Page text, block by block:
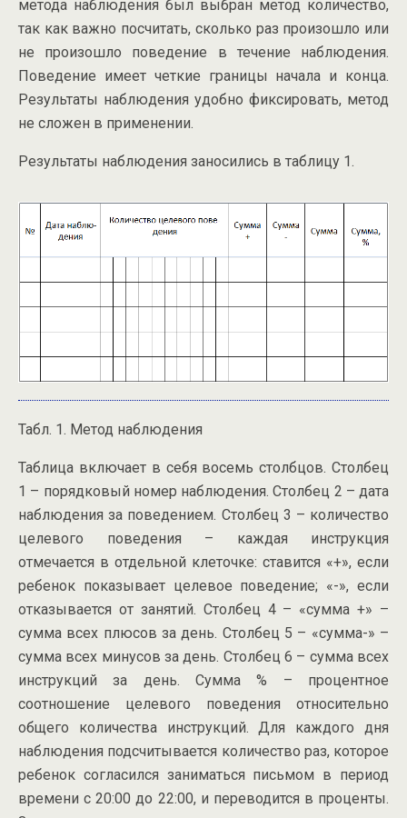
метода наблюдения был выбран метод количество,
так как важно посчитать, сколько раз произошло или
не произошло поведение в течение наблюдения.
Поведение имеет четкие границы начала и конца.
Результаты наблюдения удобно фиксировать, метод
не сложен в применении.
Результаты наблюдения заносились в таблицу 1.
Табл. 1. Метод наблюдения
Таблица включает в себя восемь столбцов. Столбец
1 – порядковый номер наблюдения. Столбец 2 – дата
наблюдения за поведением. Столбец 3 – количество
целевого поведения – каждая инструкция
отмечается в отдельной клеточке: ставится «+», если
ребенок показывает целевое поведение; «-», если
отказывается от занятий. Столбец 4 – «сумма +» –
сумма всех плюсов за день. Столбец 5 – «сумма-» –
сумма всех минусов за день. Столбец 6 – сумма всех
инструкций за день. Сумма % – процентное
соотношение целевого поведения относительно
общего количества инструкций. Для каждого дня
наблюдения подсчитывается количество раз, которое
ребенок согласился заниматься письмом в период
времени с 20:00 до 22:00, и переводится в проценты.